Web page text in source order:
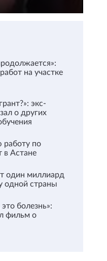
на участке
экс-
о других
работу по
в Астане
один миллиард
одной страны
болезнь»:
фильм о